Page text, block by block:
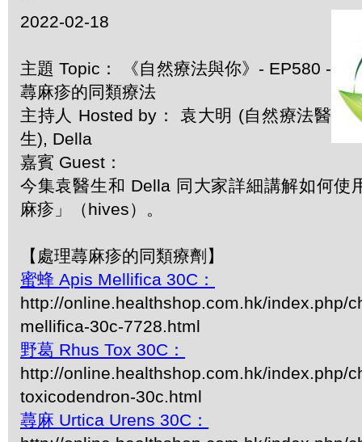
2022-02-18
主題 Topic： 《自然療法與你》- EP580 -
蕁麻疹的同類療法
主持人 Hosted by： 袁大明 (自然療法醫
生), Della
嘉賓 Guest：
今集袁醫生和 Della 同大家詳細講解如何使
麻疹」（hives）。
【處理蕁麻疹的同類療劑】
蜜蜂 Apis Mellifica 30C：
http://online.healthshop.com.hk/index.php/
mellifica-30c-7728.html
野葛 Rhus Tox 30C：
http://online.healthshop.com.hk/index.php/
toxicodendron-30c.html
蕁麻 Urtica Urens 30C：